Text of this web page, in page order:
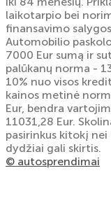
laikotarpio bei
finansavimo
Automobilio
7000 Eur sumą ir
palūkanų norma -
10% nuo visos
kainos metinė
Eur, bendra
11031,28 Eur.
pasirinkus kitokį
dydžiai gali skirtis.
© autosprendimai